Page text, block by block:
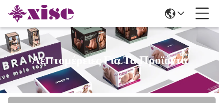
Λεπτομέρειες Για Τα Προϊόντα